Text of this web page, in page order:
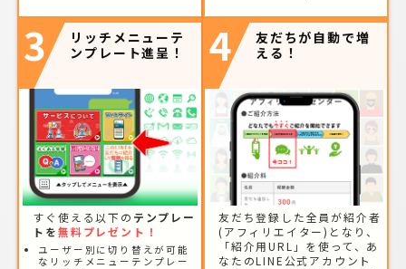
3
リッチメニューテ
ンプレート進呈！
すぐ使える以下の テンプレー
トを無料プレゼント！
ユーザー別に切り替えが可能
なリッチメニューテンプレー
4
友だちが自動で増
える！
友だち登録した全員が紹介者
(アフィリエイター)となり、
「紹介用URL」を使って、あ
なたのLINE公式アカウント